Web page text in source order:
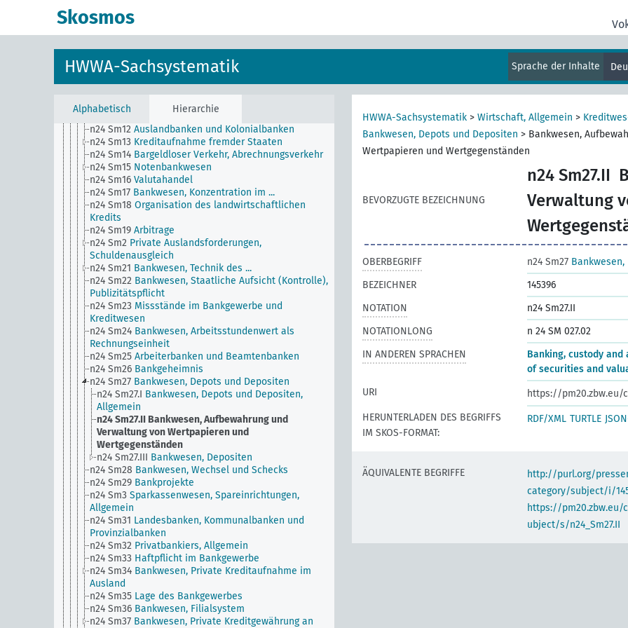
Skosmos
HWWA-Sachsystematik Sprache der Inhalte
Alphabetisch Hierarchie
n2 Berichte über die wirtschaftliche Lage
n23 Geld und Währung
Kreditwesen und Bankwesen
Zahlungsverkehrs
n24 Sm12 Auslandbanken und Kolonialbanken
n24 Sm13 Kreditaufnahme fremder Staaten
n24 Sm14 Bargeldloser Verkehr, Abrechnungsverkehr
n24 Sm15 Notenbankwesen
n24 Sm16 Valutahandel
n24 Sm17 Bankwesen, Konzentration im ...
n24 Sm18 Organisation des landwirtschaftlichen
Kredits
n24 Sm19 Arbitrage
n24 Sm2 Private Auslandsforderungen,
Schuldenausgleich
n24 Sm21 Bankwesen, Technik des ...
n24 Sm22 Bankwesen, Staatliche Aufsicht (Kontrolle),
Publizitätspflicht
n24 Sm23 Missstände im Bankgewerbe und
Kreditwesen
n24 Sm24 Bankwesen, Arbeitsstundenwert als
Rechnungseinheit
n24 Sm25 Arbeiterbanken und Beamtenbanken
n24 Sm26 Bankgeheimnis
n24 Sm27 Bankwesen, Depots und Depositen
n24 Sm27.I Bankwesen, Depots und Depositen,
Allgemein
n24 Sm27.II Bankwesen, Aufbewahrung und
Verwaltung von Wertpapieren und
Wertgegenständen
n24 Sm27.III Bankwesen, Depositen
n24 Sm28 Bankwesen, Wechsel und Schecks
n24 Sm29 Bankprojekte
n24 Sm3 Sparkassenwesen, Spareinrichtungen,
Allgemein
n24 Sm31 Landesbanken, Kommunalbanken und
Provinzialbanken
n24 Sm32 Privatbankiers, Allgemein
n24 Sm33 Haftpflicht im Bankgewerbe
n24 Sm34 Bankwesen, Private Kreditaufnahme im
Ausland
n24 Sm35 Lage des Bankgewerbes
n24 Sm36 Bankwesen, Filialsystem
n24 Sm37 Bankwesen, Private Kreditgewährung an
HWWA-Sachsystematik > Wirtschaft, Allgemein >
Bankwesen, Depots und Depositen > Bankwesen,
Wertpapieren und Wertgegenständen
BEVORZUGTE BEZEICHNUNG
n24 Sm27.II
Verwaltung
OBERBEGRIFF n24 Sm27
BEZEICHNER
145396
NOTATION
n24 Sm27.II
NOTATIONLONG
n 24 SM 027.02
IN ANDEREN SPRACHEN
Banking, custody
of securities and
URI
https://pm20.zbw.eu/
HERUNTERLADEN DES BEGRIFFS
IM SKOS-FORMAT:
RDF/XML TURTLE
ÄQUIVALENTE BEGRIFFE
http://purl.org/
category/subject/i/
https://pm20.zbw.eu/
ubject/s/n24_Sm27.II